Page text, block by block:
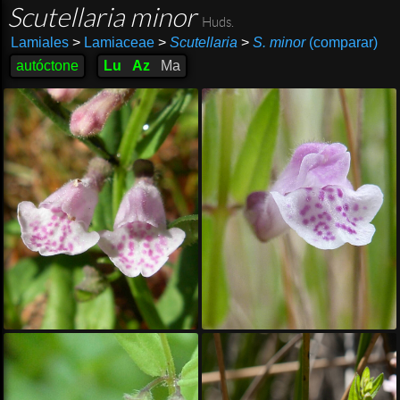
Scutellaria minor Huds.
Lamiales >Lamiaceae > Scutellaria > S. minor(comparar)
autóctone
Lu Az Ma